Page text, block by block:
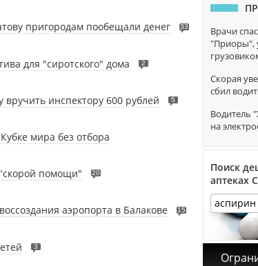
пригородам пообещали денег 33
для "сиротского" дома 2
вручить инспектору 600 рублей 5
мира без отбора
помощи" 20
аэропорта в Балакове 15
3
Врачи
"Приоры",
Скорая
сбил
Водитель
на
Поиск
аптеках